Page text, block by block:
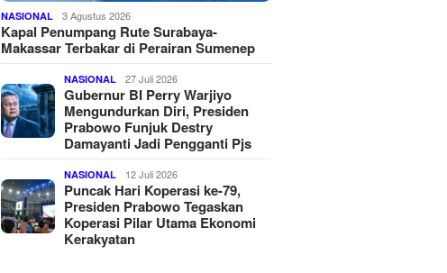
NASIONAL 3 Agustus 2026
Kapal Penumpang Rute Surabaya-
Makassar Terbakar di Perairan Sumenep
NASIONAL 27 Juli 2026
Gubernur BI Perry Warjiyo
Mengundurkan Diri, Presiden
Prabowo Funjuk Destry
Damayanti Jadi Pengganti Pjs
NASIONAL 12 Juli 2026
Puncak Hari Koperasi ke-79,
Presiden Prabowo Tegaskan
Koperasi Pilar Utama Ekonomi
Kerakyatan